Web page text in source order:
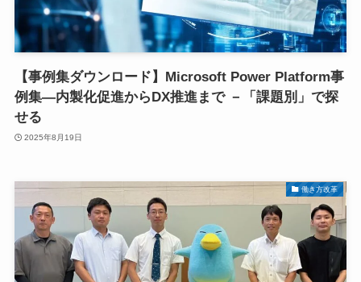
【事例集ダウンロード】Microsoft Power Platform事
例集―内製化促進からDX推進まで －「課題別」で探
せる
2025年8月19日
働き方改革